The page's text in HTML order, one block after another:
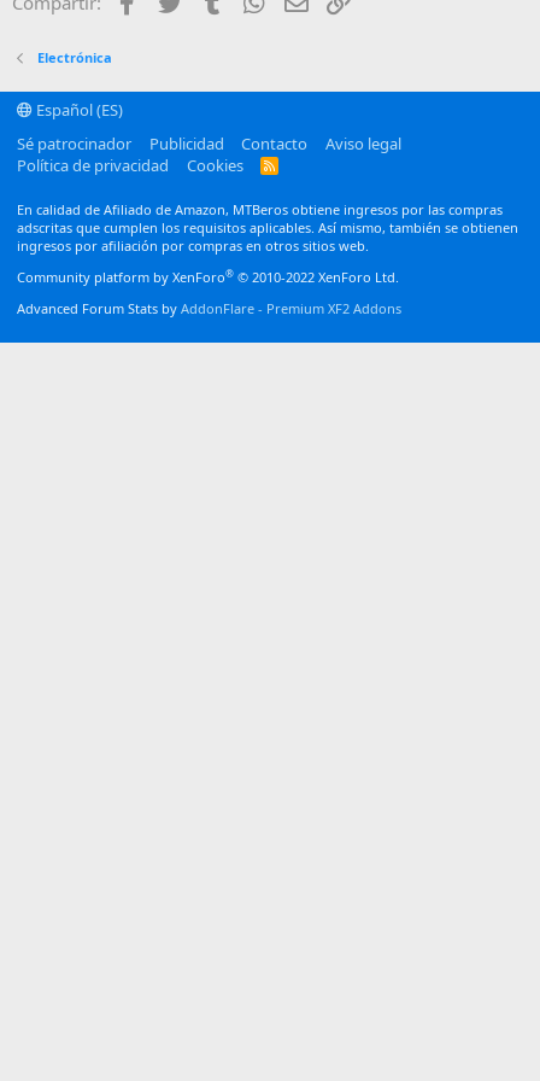
Trebuchet MS
Electrónica
Español (ES)
Sé patrocinador
Publicidad Contacto
Aviso legal
Política de privacidad
Cookies
R
En calidad de Afiliado de Amazon, MTBeros obtiene ingresos por las compras
adscritas que cumplen los requisitos aplicables. Así mismo, también se obtienen
ingresos por afiliación por compras en otros sitios web.
Community platform by XenForo® © 2010-2022 XenForo Ltd.
Advanced Forum Stats by AddonFlare - Premium XF2 Addons